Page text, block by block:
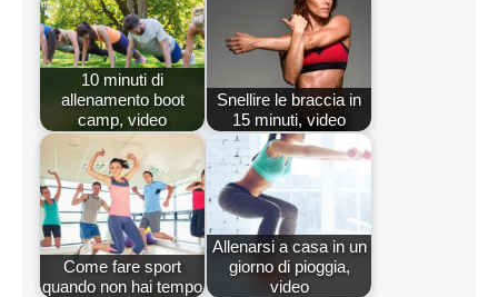
10 minuti di
allenamento boot
camp, video
Snellire le braccia in
15 minuti, video
Come fare sport
quando non hai tempo
Allenarsi a casa in un
giorno di pioggia,
video